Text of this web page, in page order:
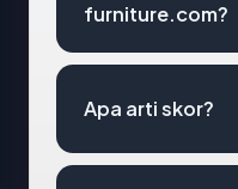
furniture.com?
Apa arti skor?